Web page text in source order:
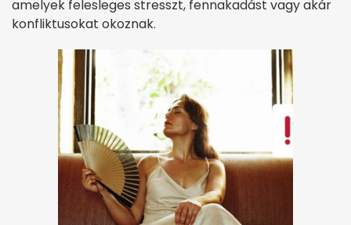
amelyek felesleges stresszt, fennakadást vagy akár
konfliktusokat okoznak.